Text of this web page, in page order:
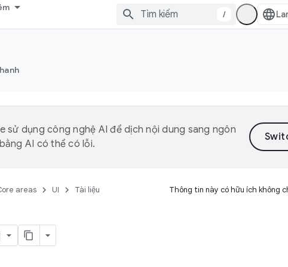
/
sử dụng công nghệ AI để dịch nội dung sang ngôn
AI có thể có lỗi.
areas UI Tài liệu Thông tin này có hữu ích không